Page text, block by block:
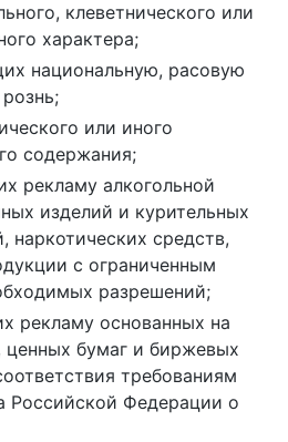
клеветнического или
характера;
национальную, расовую
или иного
содержания;
рекламу алкогольной
изделий и курительных
наркотических средств,
с ограниченным
разрешений;
рекламу основанных на
ценных бумаг и биржевых
требованиям
Российской Федерации о